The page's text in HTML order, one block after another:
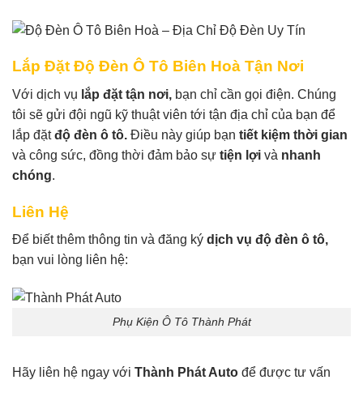
Lắp Đặt Độ Đèn Ô Tô Biên Hoà Tận Nơi
Với dịch vụ lắp đặt tận nơi, bạn chỉ cần gọi điện. Chúng
tôi sẽ gửi đội ngũ kỹ thuật viên tới tận địa chỉ của bạn để
lắp đặtđộ đèn ô tô. Điều này giúp bạn tiết kiệm thời gian
và công sức, đồng thời đảm bảo sự tiện lợi và nhanh
chóng.
Liên Hệ
Để biết thêm thông tin và đăng ký dịch vụ độ đèn ô tô,
bạn vui lòng liên hệ:
Phụ Kiện Ô Tô Thành Phát
Hãy liên hệ ngay với Thành Phát Auto để được tư vấn